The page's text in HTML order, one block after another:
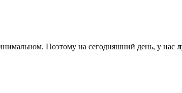
Поэтому на сегодняшний день, у нас